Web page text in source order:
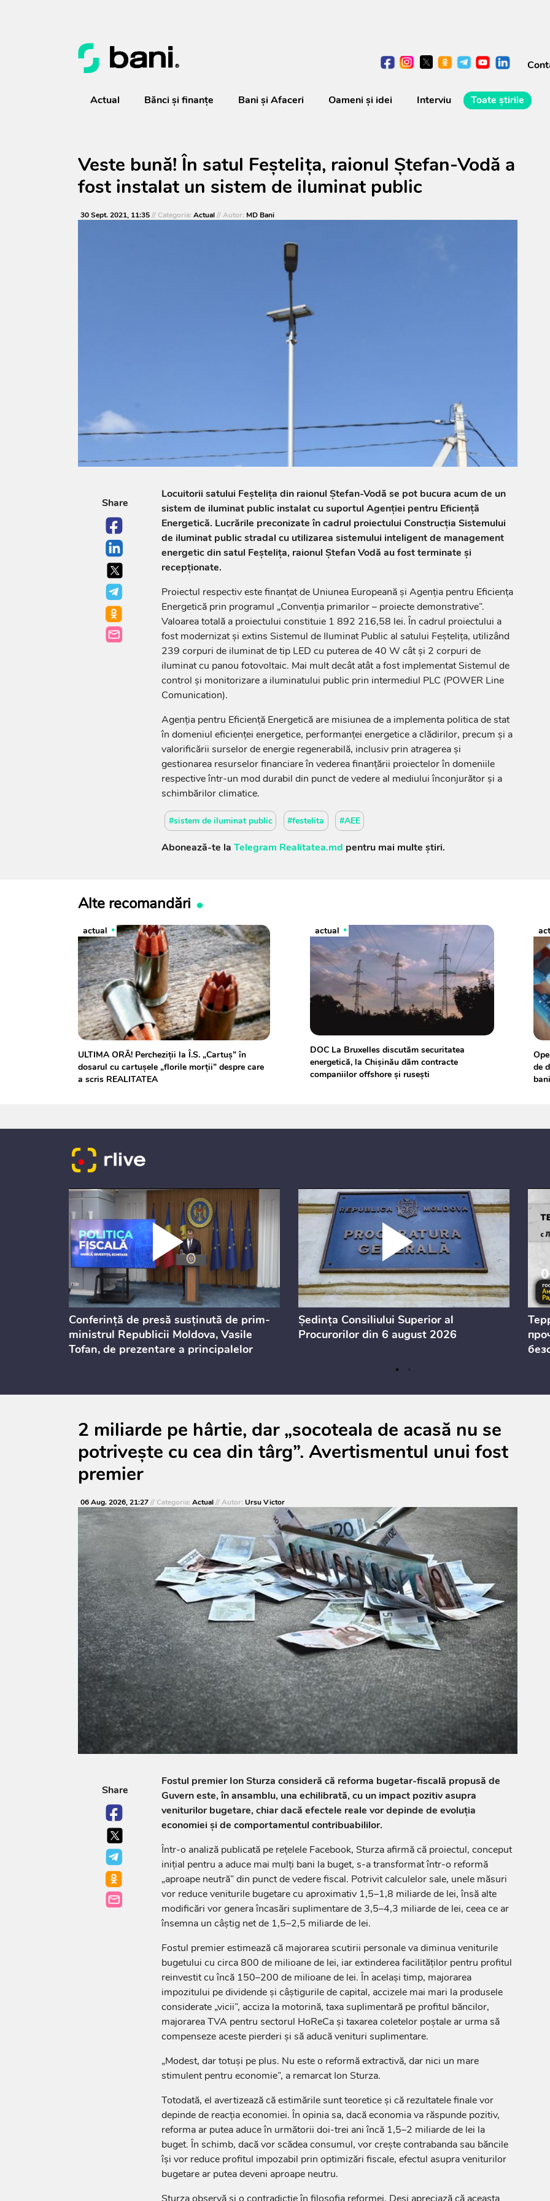
Actual Bănci şi finanţe Bani și Afaceri Oameni şi idei Interviu Toate știrile
Veste bună! În satul Feștelița, raionul Ștefan-Vodă a
fost instalat un sistem de iluminat public
30 Sept. 2021, 11:35// Categoria: Actual// Autor: MD Bani
Share
Locuitorii satului Feștelița din raionul Ștefan-Vodă se pot bucura acum de un
sistem de iluminat public instalat cu suportul Agenției pentru Eficiență
Energetică. Lucrările preconizate în cadrul proiectului Construcția Sistemului
de iluminat public stradal cu utilizarea sistemului inteligent de management
energetic din satul Feștelița, raionul Ștefan Vodă au fost terminate și
recepționate.
Proiectul respectiv este finanțat de Uniunea Europeană și Agenția pentru Eficiența
Energetică prin programul „Convenția primarilor – proiecte demonstrative”.
Valoarea totală a proiectului constituie 1 892 216,58 lei. În cadrul proiectului a
fost modernizat și extins Sistemul de Iluminat Public al satului Feștelița, utilizând
239 corpuri de iluminat de tip LED cu puterea de 40 W cât și 2 corpuri de
iluminat cu panou fotovoltaic. Mai mult decât atât a fost implementat Sistemul de
control și monitorizare a iluminatului public prin intermediul PLC (POWER Line
Comunication).
Agenția pentru Eficiență Energetică are misiunea de a implementa politica de stat
în domeniul eficienței energetice, performanței energetice a clădirilor, precum și a
valorificării surselor de energie regenerabilă, inclusiv prin atragerea și
gestionarea resurselor financiare în vederea finanțării proiectelor în domeniile
respective într-un mod durabil din punct de vedere al mediului înconjurător și a
schimbărilor climatice.
#sistem de iluminat public #festelita #AEE
Abonează-te la Telegram Realitatea.md pentru mai multe știri.
Alte recomandări
actual
ULTIMA ORĂ! Percheziții la Î.S. „Cartuș” în
dosarul cu cartușele „florile morții” despre care
a scris REALITATEA
actual
DOC La Bruxelles discutăm securitatea
energetică, la Chișinău dăm contracte
companiilor offshore și rusești
de
bani
Conferință de presă susținută de prim-
ministrul Republicii Moldova, Vasile
Tofan, de prezentare a principalelor
consultărilor publice
Ședința Consiliului Superior al
Procurorilor din 6 august 2026
2 miliarde pe hârtie, dar „socoteala de acasă nu se
potrivește cu cea din târg”. Avertismentul unui fost
premier
06 Aug. 2026, 21:27// Categoria: Actual// Autor: Ursu Victor
Share
Fostul premier Ion Sturza consideră că reforma bugetar-fiscală propusă de
Guvern este, în ansamblu, una echilibrată, cu un impact pozitiv asupra
veniturilor bugetare, chiar dacă efectele reale vor depinde de evoluția
economiei și de comportamentul contribuabililor.
Într-o analiză publicată pe rețelele Facebook, Sturza afirmă că proiectul, conceput
inițial pentru a aduce mai mulți bani la buget, s-a transformat într-o reformă
„aproape neutră” din punct de vedere fiscal. Potrivit calculelor sale, unele măsuri
vor reduce veniturile bugetare cu aproximativ 1,5–1,8 miliarde de lei, însă alte
modificări vor genera încasări suplimentare de 3,5–4,3 miliarde de lei, ceea ce ar
însemna un câștig net de 1,5–2,5 miliarde de lei.
Fostul premier estimează că majorarea scutirii personale va diminua veniturile
bugetului cu circa 800 de milioane de lei, iar extinderea facilităților pentru profitul
reinvestit cu încă 150–200 de milioane de lei. În același timp, majorarea
impozitului pe dividende și câștigurile de capital, accizele mai mari la produsele
considerate „vicii”, acciza la motorină, taxa suplimentară pe profitul băncilor,
majorarea TVA pentru sectorul HoReCa și taxarea coletelor poștale ar urma să
compenseze aceste pierderi și să aducă venituri suplimentare.
„Modest, dar totuși pe plus. Nu este o reformă extractivă, dar nici un mare
stimulent pentru economie”, a remarcat Ion Sturza.
Totodată, el avertizează că estimările sunt teoretice și că rezultatele finale vor
depinde de reacția economiei. În opinia sa, dacă economia va răspunde pozitiv,
reforma ar putea aduce în următorii doi-trei ani încă 1,5–2 miliarde de lei la
buget. În schimb, dacă vor scădea consumul, vor crește contrabanda sau băncile
își vor reduce profitul impozabil prin optimizări fiscale, efectul asupra veniturilor
bugetare ar putea deveni aproape neutru.